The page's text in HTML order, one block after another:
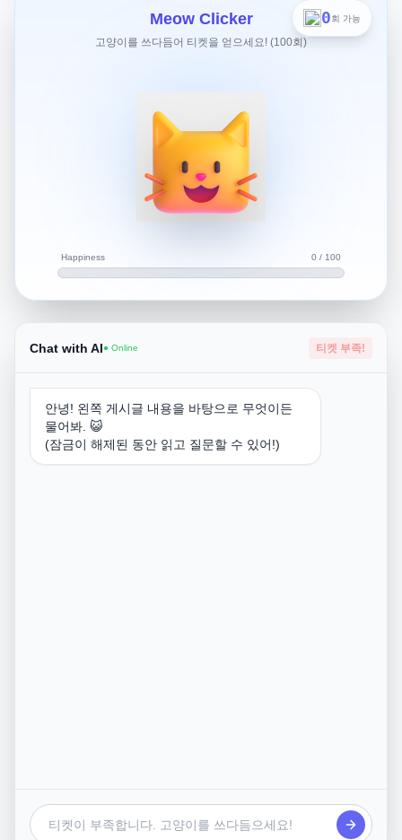
기 항공편이 결항되어 공항이 바뀌어 교통비가 좀 많이 들
게 되었습니다. 그래서 그런데 혹시 항공사에서 교통비를
항공의 지연및 결항에 대한 보상은
구매 항공권에 따라 달라집니다.
인 해 보셔야 합니다.
0회 가능
Meow Clicker
고양이를 쓰다듬어 티켓을 얻으세요! (100회)
Happiness 0 / 100
Chat with AI● Online 티켓 부족!
안녕! 왼쪽 게시글 내용을 바탕으로 무엇이든
물어봐. 😺
(잠금이 해제된 동안 읽고 질문할 수 있어!)